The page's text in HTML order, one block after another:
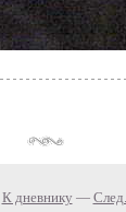
К дневнику —